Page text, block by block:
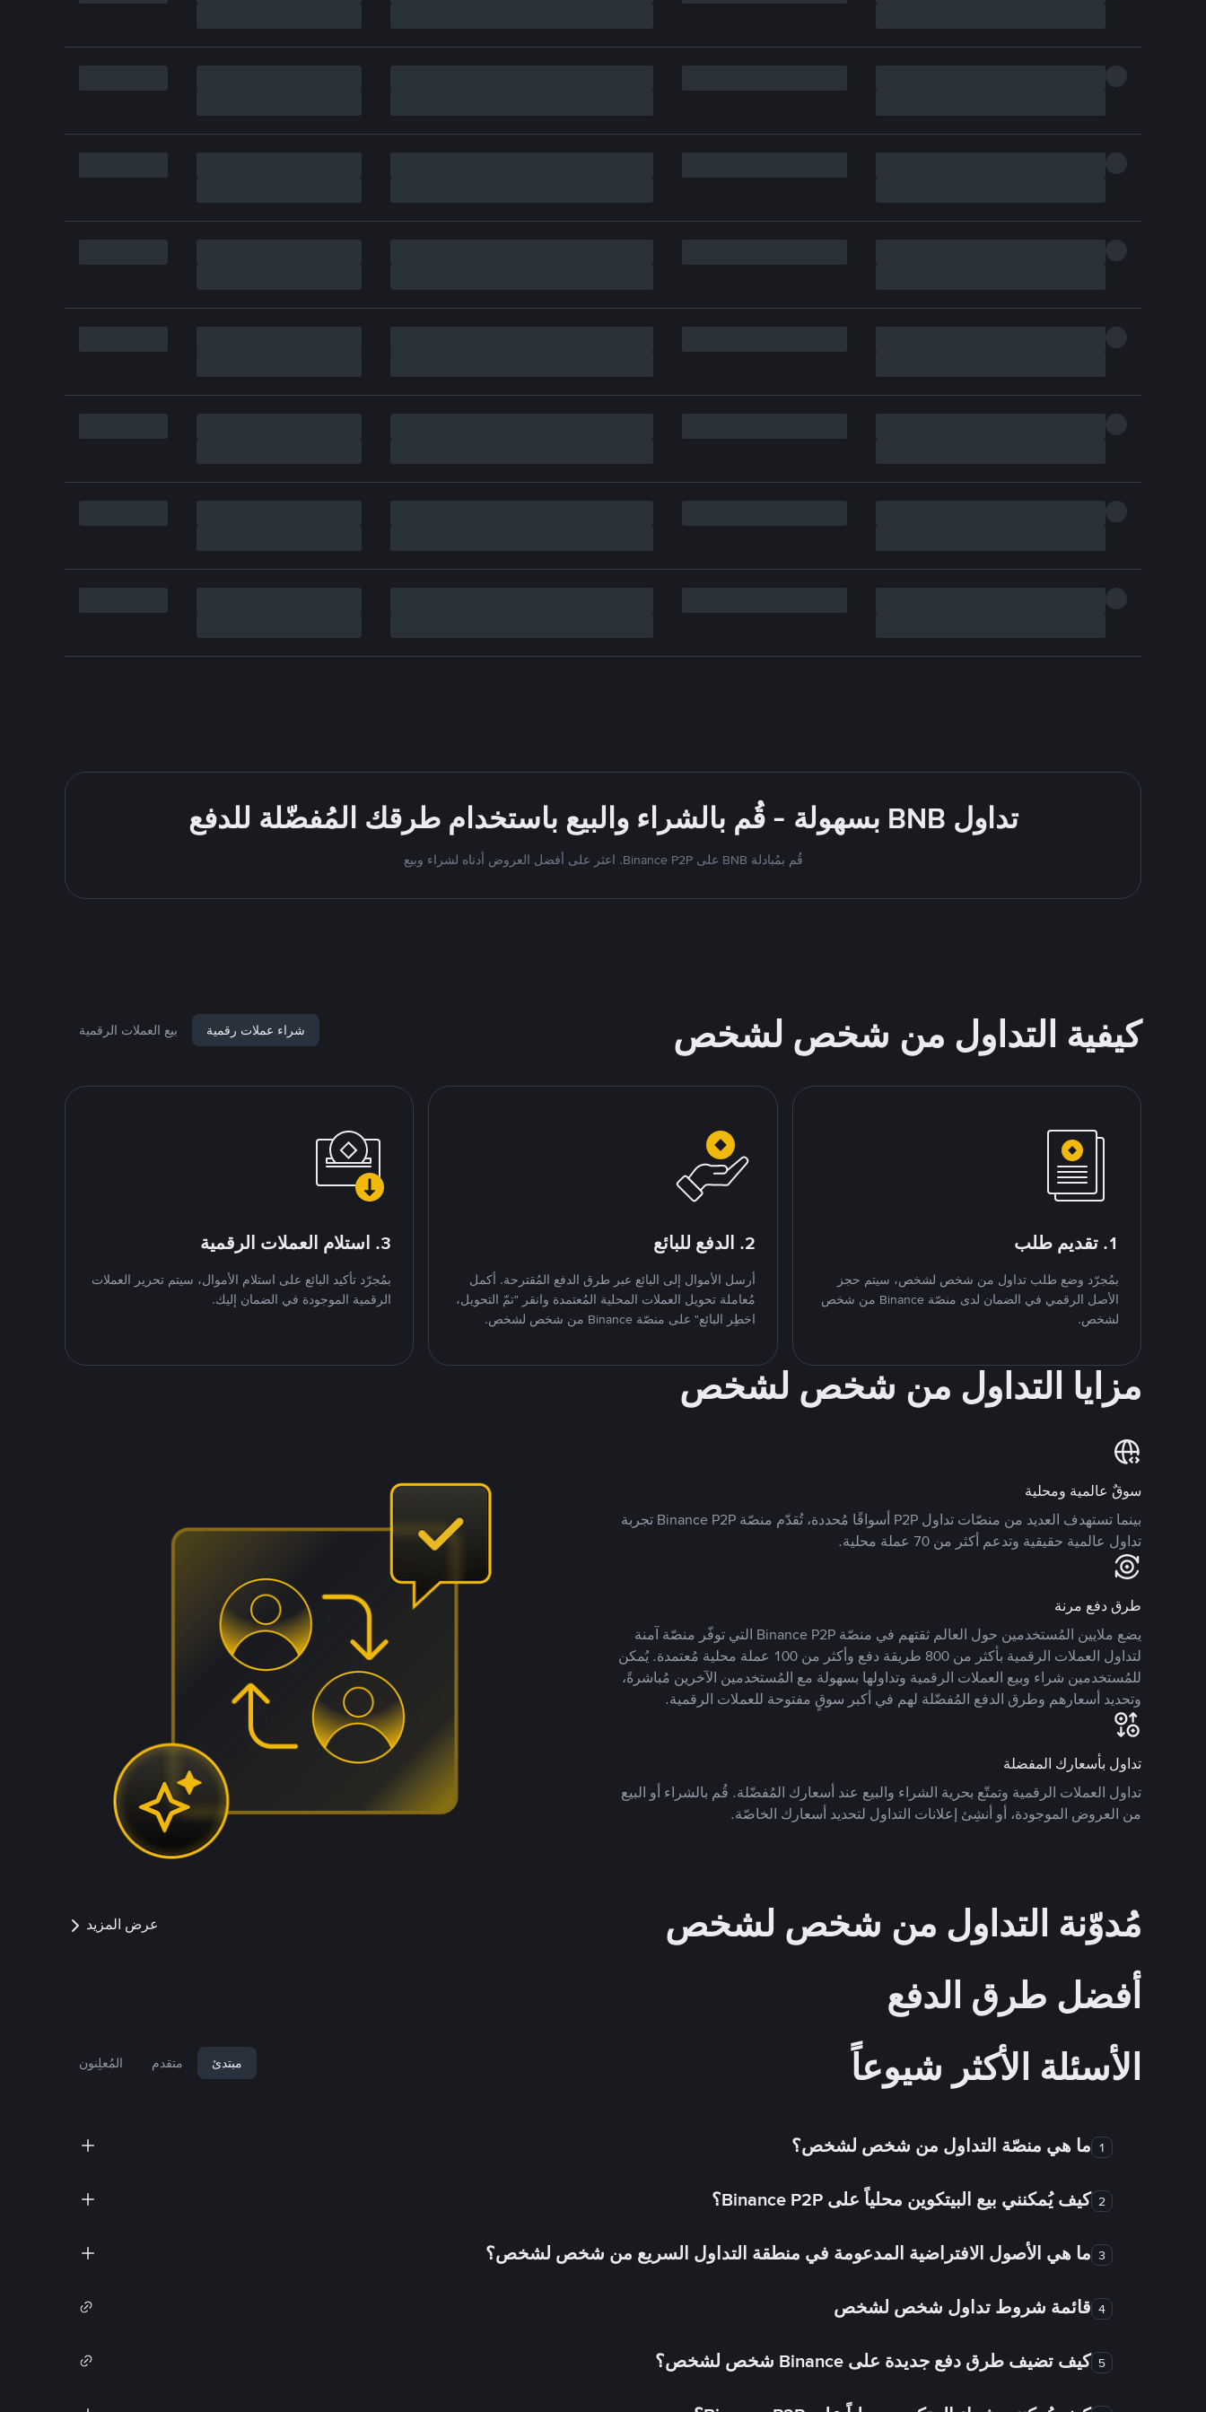
تداول BNB بسهولة - قُم بالشراء والبيع باستخدام طرقك المُفضّلة للدفع
قُم بمُبادلة BNB على Binance P2P. اعثر على أفضل العروض أدناه لشراء وبيع
كيفية التداول من شخص لشخص شراء عملات رقمية بيع العملات الرقمية
1. تقديم طلب
بمُجرّد وضع طلب تداول من شخص لشخص، سيتم حجز
الأصل الرقمي في الضمان لدى منصّة Binance من شخص
لشخص.
2. الدفع للبائع
أرسل الأموال إلى البائع عبر طرق الدفع المُقترحة. أكمل
مُعاملة تحويل العملات المحلية المُعتمدة وانقر "تمّ التحويل،
اخطِر البائع" على منصّة Binance من شخص لشخص.
3. استلام العملات الرقمية
بمُجرّد تأكيد البائع على استلام الأموال، سيتم تحرير العملات
الرقمية الموجودة في الضمان إليك.
مزايا التداول من شخص لشخص
سوقٌ عالمية ومحلية
بينما تستهدف العديد من منصّات تداول P2P أسواقًا مُحددة، تُقدّم منصّة Binance P2P تجربة
تداول عالمية حقيقية وتدعم أكثر من 70 عملة محلية.
طرق دفع مرنة
يضع ملايين المُستخدمين حول العالم ثقتهم في منصّة Binance P2P التي توفّر منصّة آمنة
لتداول العملات الرقمية بأكثر من 800 طريقة دفع وأكثر من 100 عملة محلية مُعتمدة. يُمكن
للمُستخدمين شراء وبيع العملات الرقمية وتداولها بسهولة مع المُستخدمين الآخرين مُباشرةً،
وتحديد أسعارهم وطرق الدفع المُفضّلة لهم في أكبر سوقٍ مفتوحة للعملات الرقمية.
تداول بأسعارك المفضلة
تداول العملات الرقمية وتمتّع بحرية الشراء والبيع عند أسعارك المُفضّلة. قُم بالشراء أو البيع
من العروض الموجودة، أو أنشِئ إعلانات التداول لتحديد أسعارك الخاصّة.
مُدوّنة التداول من شخص لشخص عرض المزيد
أفضل طرق الدفع
الأسئلة الأكثر شيوعاً
مبتدئ متقدم المُعلِنون
1 ما هي منصّة التداول من شخص لشخص؟
2 كيف يُمكنني بيع البيتكوين محلياً على Binance P2P؟
3 ما هي الأصول الافتراضية المدعومة في منطقة التداول السريع من شخص لشخص؟
4 قائمة شروط تداول شخص لشخص
5 كيف تضيف طرق دفع جديدة على Binance شخص لشخص؟